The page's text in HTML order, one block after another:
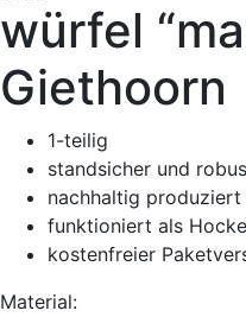
würfel
Giethoorn
1-teilig
standsicher und
nachhaltig produziert
funktioniert als
kostenfreier
Material: